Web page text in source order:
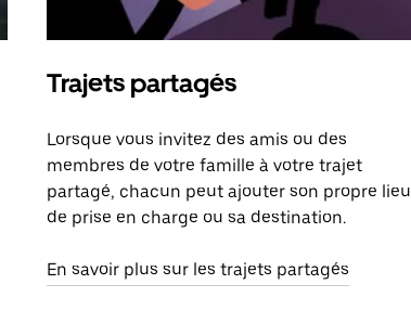
Trajets partagés
Lorsque vous invitez des amis ou des
membres de votre famille à votre trajet
partagé, chacun peut ajouter son propre lieu
de prise en charge ou sa destination.
En savoir plus sur les trajets partagés